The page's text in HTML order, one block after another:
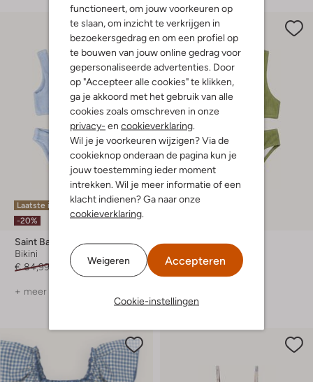
functioneert, om jouw voorkeuren op
te slaan, om inzicht te verkrijgen in
bezoekersgedrag en om een profiel op
te bouwen van jouw online gedrag voor
gepersonaliseerde advertenties. Door
op "Accepteer alle cookies" te klikken,
ga je akkoord met het gebruik van alle
cookies zoals omschreven in onze
privacy- en cookieverklaring.
Wil je je voorkeuren wijzigen? Via de
cookieknop onderaan de pagina kun je
jouw toestemming ieder moment
intrekken. Wil je meer informatie of een
klacht indienen? Ga naar onze
cookieverklaring.
Weigeren Accepteren
Cookie-instellingen
Laatste item
-20%
Saint Barth
Bikini
€ 84,99
€ 67,99
+ meer kleuren
Laatste maten
Salted Stories
€ 34,99 € 20,99